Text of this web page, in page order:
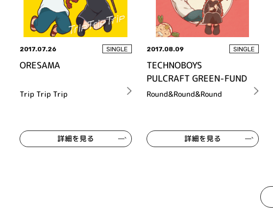
2017.07.26 SINGLE
ORESAMA
Trip Trip Trip
詳細を見る
2017.08.09 SINGLE
TECHNOBOYS
PULCRAFT GREEN-FUND
Round&Round&Round
詳細を見る